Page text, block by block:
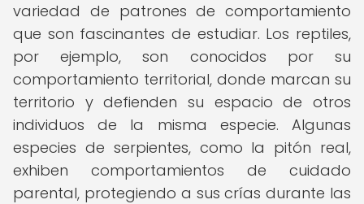
variedad de patrones de comportamiento
que son fascinantes de estudiar. Los reptiles,
por ejemplo, son conocidos por su
comportamiento territorial, donde marcan su
territorio y defienden su espacio de otros
individuos de la misma especie. Algunas
especies de serpientes, como la pitón real,
exhiben comportamientos de cuidado
parental, protegiendo a sus crías durante las